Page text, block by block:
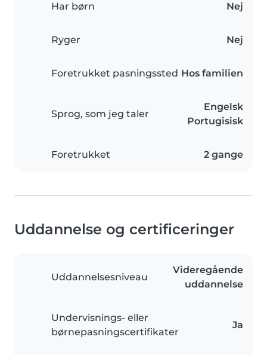
Har børn Nej
Ryger Nej
Foretrukket pasningssted Hos familien
Sprog, som jeg taler
Engelsk
Portugisisk
Foretrukket 2 gange
Uddannelse og certificeringer
Uddannelsesniveau
Videregående
uddannelse
Undervisnings- eller
børnepasningscertifikater
Ja